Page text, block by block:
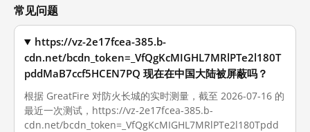
常见问题
https://vz-2e17fcea-385.b-
cdn.net/bcdn_token=_VfQgKcMIGHL7MRlPTe2l180T
pddMaB7ccf5HCEN7PQ 现在在中国大陆被屏蔽吗？
根据 GreatFire 对防火长城的实时测量，截至 2026-07-16 的
最近一次测试，https://vz-2e17fcea-385.b-
cdn.net/bcdn_token=_VfQgKcMIGHL7MRlPTe2l180Tpdd